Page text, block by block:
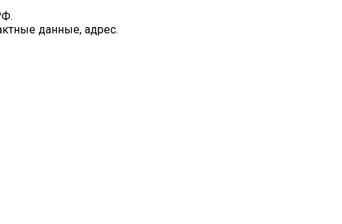
данные, адрес.